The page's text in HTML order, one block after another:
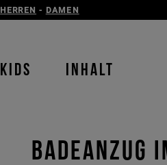
HERREN - DAMEN
KIDS INHALT
BADEANZUG